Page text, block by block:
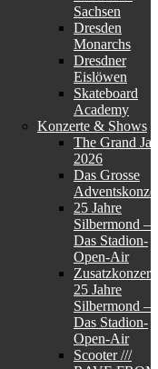
Sachsen
Dresden
Monarchs
Dresdner
Eislöwen
Skateboard
Academy
Konzerte & Shows
The Grand
2026
Das Grosse
25 Jahre
Silbermond –
Das Stadion-
Open-Air
Zusatzkonzert:
25 Jahre
Silbermond –
Das Stadion-
Open-Air
Scooter ///